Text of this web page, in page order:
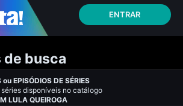
ENTRAR
de busca
ou EPISÓDIOS DE SÉRIES
disponíveis no catálogo
LULA QUEIROGA